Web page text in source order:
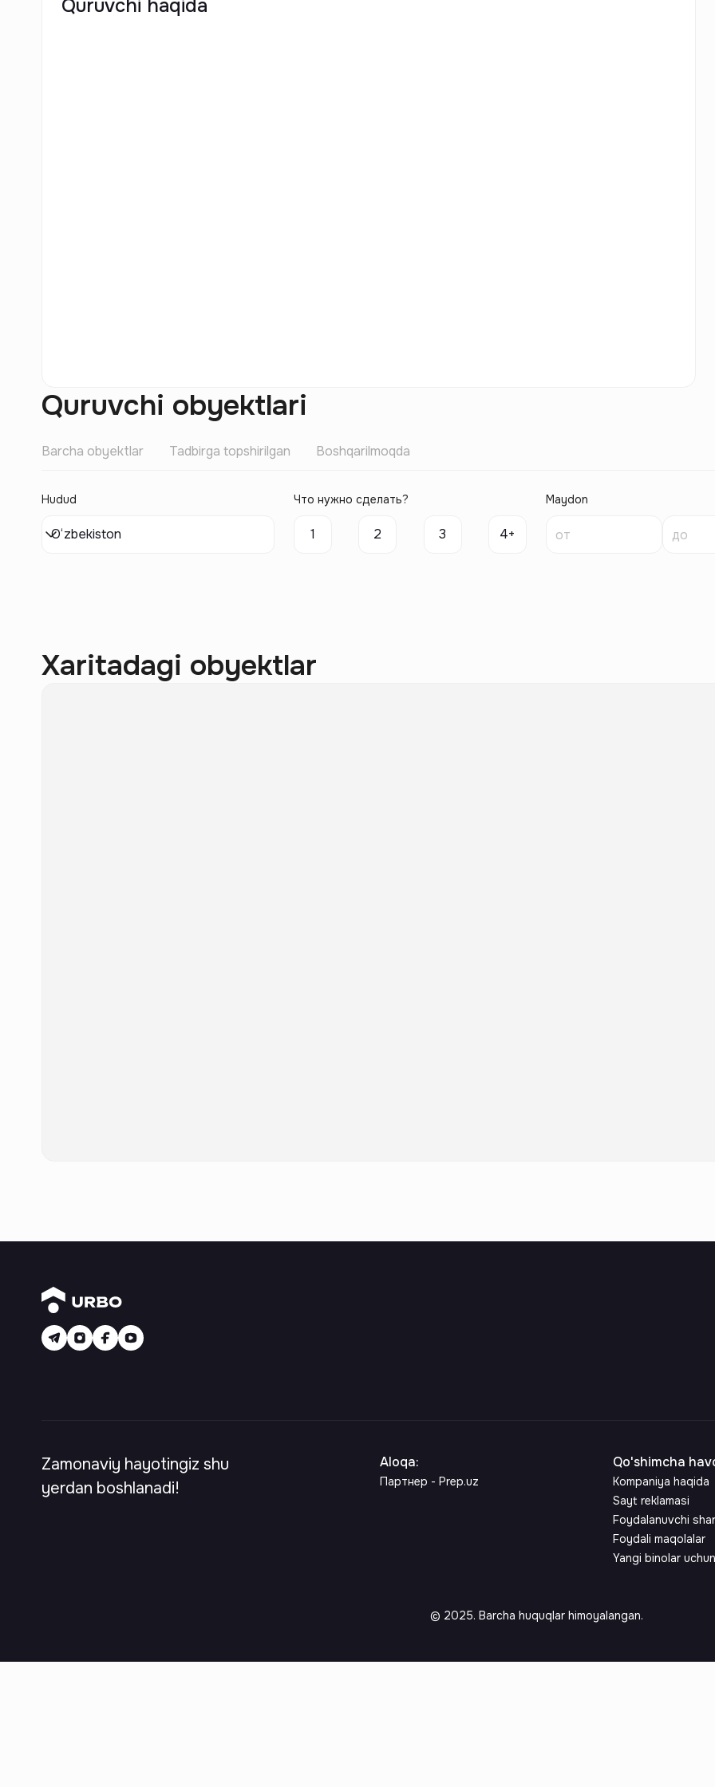
Quruvchi haqida
Quruvchi obyektlari
Barcha obyektlar Tadbirga topshirilgan Boshqarilmoqda
Hudud
O‘zbekiston
Что нужно сделать?
1 2 3 4+
Maydon
Xaritadagi obyektlar
Zamonaviy hayotingiz shu
yerdan boshlanadi!
Aloqa:
Партнер - Prep.uz
Qo'shimcha
Kompaniya haqida
Sayt reklamasi
Foydalanuvchi
Foydali maqolalar
Yangi binolar
© 2025. Barcha huquqlar himoyalangan.